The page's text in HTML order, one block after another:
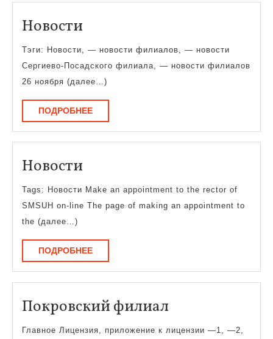
Новости
Тэги: Новости, — новости филиалов, — новости
Сергиево-Посадского филиала, — новости филиалов
26 ноября (далее…)
ПОДРОБНЕЕПОДРОБНЕЕ
Новости
Tags: Новости Make an appointment to the rector of
SMSUH on-line The page of making an appointment to
the (далее…)
ПОДРОБНЕЕПОДРОБНЕЕ
Покровский филиал
филиал
Главное Лицензия, приложение к лицензии —1, —2,